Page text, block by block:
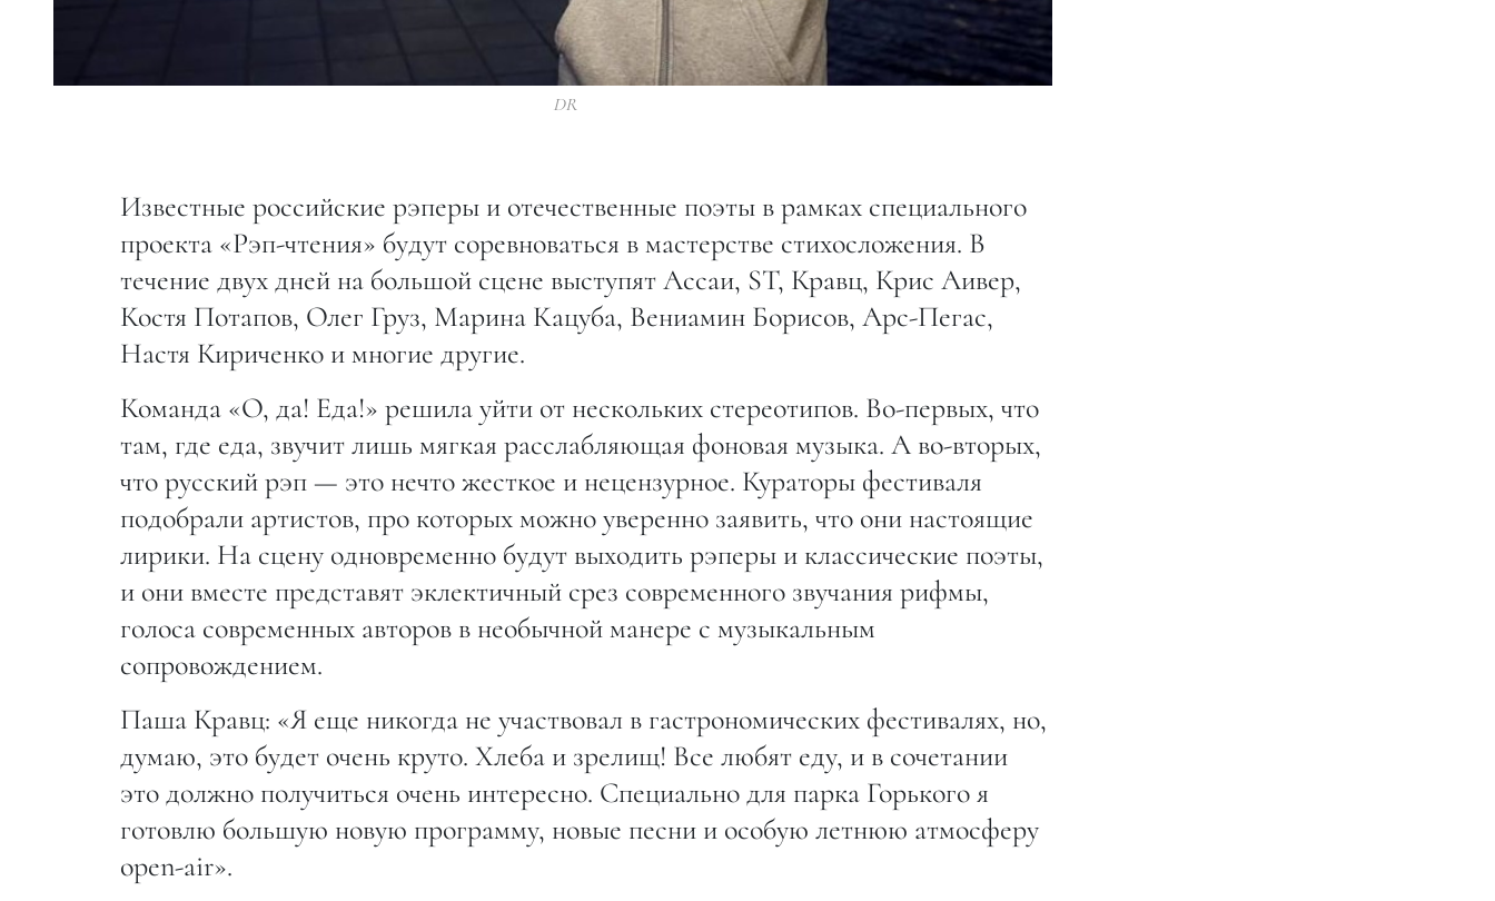
DR
Известные российские рэперы и отечественные поэты в рамках специального
проекта «Рэп-чтения» будут соревноваться в мастерстве стихосложения. В
течение двух дней на большой сцене выступят Ассаи, ST, Кравц, Крис Аивер,
Костя Потапов, Олег Груз, Марина Кацуба, Вениамин Борисов, Арс-Пегас,
Настя Кириченко и многие другие.
Команда «О, да! Еда!» решила уйти от нескольких стереотипов. Во-первых, что
там, где еда, звучит лишь мягкая расслабляющая фоновая музыка. А во-вторых,
что русский рэп — это нечто жесткое и нецензурное. Кураторы фестиваля
подобрали артистов, про которых можно уверенно заявить, что они настоящие
лирики. На сцену одновременно будут выходить рэперы и классические поэты,
и они вместе представят эклектичный срез современного звучания рифмы,
голоса современных авторов в необычной манере с музыкальным
сопровождением.
Паша Кравц: «Я еще никогда не участвовал в гастрономических фестивалях, но,
думаю, это будет очень круто. Хлеба и зрелищ! Все любят еду, и в сочетании
это должно получиться очень интересно. Специально для парка Горького я
готовлю большую новую программу, новые песни и особую летнюю атмосферу
open-air».